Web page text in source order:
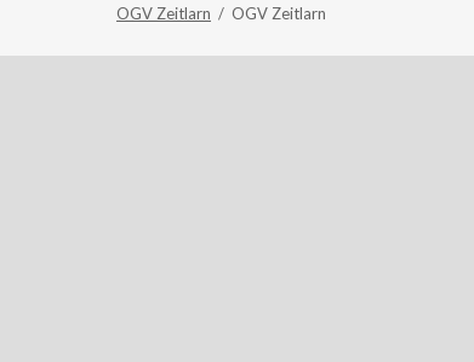
OGV Zeitlarn OGV Zeitlarn